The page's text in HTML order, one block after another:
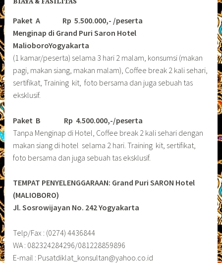
BIAYA & FASILITAS
Paket A Rp 5.500.000,- /peserta
Menginap di Grand Puri Saron Hotel
MalioboroYogyakarta
(1 kamar/peserta) selama 3 hari 2 malam, konsumsi (makan
pagi, makan siang, makan malam), Coffee break 2 kali sehari,
sertifikat, Training kit, foto bersama dan juga sebuah tas
eksklusif.
Paket B
Rp 4.500.000,-/peserta
Tanpa Menginap di Hotel, Coffee break 2 kali sehari dengan
makan siang di hotel selama 2 hari. Training kit, sertifikat,
foto bersama dan juga sebuah tas eksklusif.
TEMPAT PENYELENGGARAAN: Grand Puri SARON Hotel
(MALIOBORO)
Jl. Sosrowijayan No. 242 Yogyakarta
Telp/Fax : (0274) 4436844
WA : 082324284296/081228859896
E-mail : Pusatdiklat_konsultan@yahoo.co.id